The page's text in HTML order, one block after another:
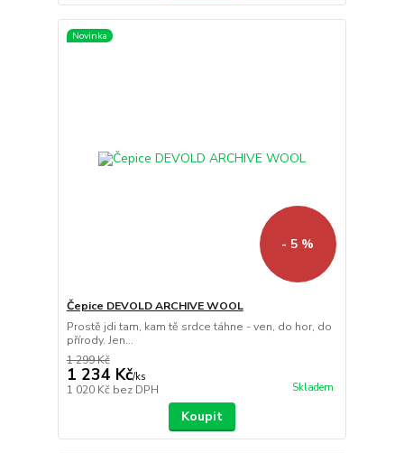
Novinka
- 5 %
Čepice DEVOLD ARCHIVE WOOL
Prostě jdi tam, kam tě srdce táhne - ven, do hor, do
přírody. Jen...
1 299 Kč
1 234 Kč/ks
1 020 Kč bez DPH Skladem
Koupit